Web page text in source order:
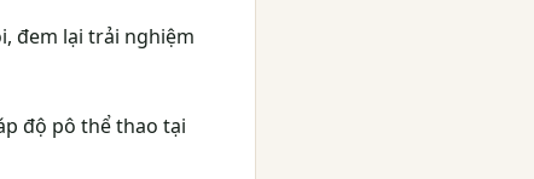
đem lại trải nghiệm
độ pô thể thao tại